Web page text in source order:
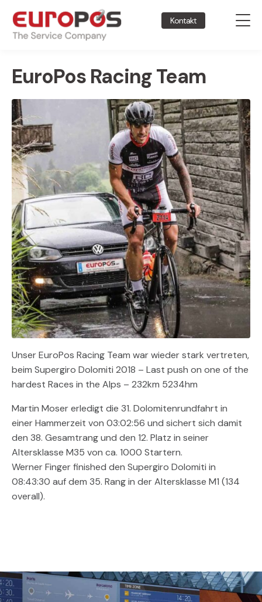
Kontakt
EuroPos Racing Team
Unser EuroPos Racing Team war wieder stark vertreten,
beim Supergiro Dolomiti 2018 – Last push on one of the
hardest Races in the Alps – 232km 5234hm
Martin Moser erledigt die 31. Dolomitenrundfahrt in
einer Hammerzeit von 03:02:56 und sichert sich damit
den 38. Gesamtrang und den 12. Platz in seiner
Altersklasse M35 von ca. 1000 Startern.
Werner Finger finished den Supergiro Dolomiti in
08:43:30 auf dem 35. Rang in der Altersklasse M1 (134
overall).